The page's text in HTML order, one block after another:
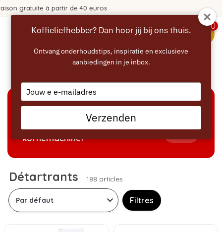
365 jours de réflexion !
0
Welke producten passen bij mijn
koffiemachine?
Détartrants 188 articles
Filtres
Koffieliefhebber? Dan hoor jij bij ons thuis.
Ontvang onderhoudstips, inspiratie en exclusieve
aanbiedingen in je inbox.
Type
your
email
Verzenden